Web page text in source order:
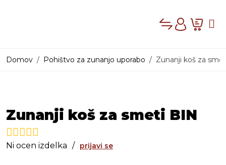
Compare
Cart
Domov Pohištvo za zunanjo uporabo Zunanji koš za
Zunanji koš za smeti BIN
Ni ocen izdelka / prijavi se